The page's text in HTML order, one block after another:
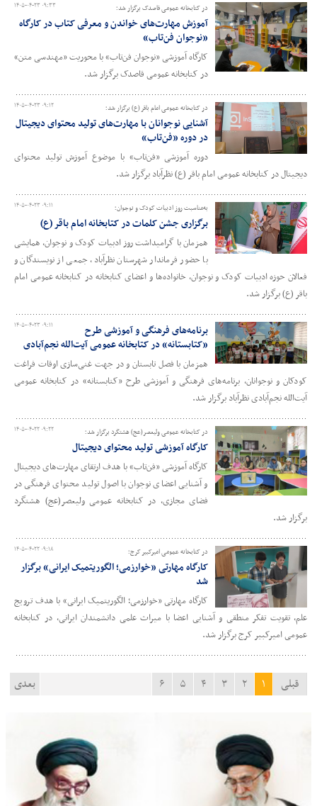
۱۴۰۵-۰۴-۲۳ ۰۹:۳۳ در کتابخانه عمومی قاصدک برگزار شد؛
آموزش مهارت‌های خواندن و معرفی کتاب در کارگاه
«نوجوان فن‌تاب»
کارگاه آموزشی «نوجوان فن‌تاب» با محوریت «مهندسی متن»
در کتابخانه عمومی قاصدک برگزار شد.
۱۴۰۵-۰۴-۲۳ ۰۹:۱۲ در کتابخانه عمومی امام باقر (ع) برگزار شد؛
آشنایی نوجوانان با مهارت‌های تولید محتوای دیجیتال
در دوره «فن‌تاب»
دوره آموزشی «فن‌تاب» با موضوع آموزش تولید محتوای
دیجیتال در کتابخانه عمومی امام باقر (ع) نظرآباد برگزار شد.
۱۴۰۵-۰۴-۲۳ ۰۹:۱۱ به‌مناسبت روز ادبیات کودک و نوجوان؛
برگزاری جشن کلمات در کتابخانه امام باقر (ع)
همزمان با گرامیداشت روز ادبیات کودک و نوجوان، همایشی
با حضور فرماندار شهرستان نظرآباد، جمعی از نویسندگان و
فعالان حوزه ادبیات کودک و نوجوان، خانواده‌ها و اعضای کتابخانه در کتابخانه عمومی امام
باقر (ع) برگزار شد.
۱۴۰۵-۰۴-۲۳ ۰۹:۱۱
برنامه‌های فرهنگی و آموزشی طرح
«کتابستانه» در کتابخانه عمومی آیت‌الله نجم‌آبادی
همزمان با فصل تابستان و در جهت غنی‌سازی اوقات فراغت
کودکان و نوجوانان، برنامه‌های فرهنگی و آموزشی طرح «کتابستانه» در کتابخانه عمومی
آیت‌الله نجم‌آبادی نظرآباد برگزار شد.
۱۴۰۵-۰۴-۲۲ ۰۹:۲۲ در کتابخانه عمومی ولیعصر(عج) هشتگرد برگزار شد؛
کارگاه آموزشی تولید محتوای دیجیتال
کارگاه آموزشی «فن‌تاب» با هدف ارتقای مهارت‌های دیجیتال
و آشنایی اعضای نوجوان با اصول تولید محتوای فرهنگی در
فضای مجازی، در کتابخانه عمومی ولیعصر(عج) هشتگرد
برگزار شد.
۱۴۰۵-۰۴-۲۲ ۰۹:۱۸ در کتابخانه عمومی امیرکبیر کرج؛
کارگاه مهارتی «خوارزمی؛ الگوریتمیک ایرانی» برگزار
شد
کارگاه مهارتی «خوارزمی؛ الگوریتمیک ایرانی» با هدف ترویج
علم، تقویت تفکر منطقی و آشنایی اعضا با میراث علمی دانشمندان ایرانی، در کتابخانه
عمومی امیرکبیر کرج برگزار شد.
قبلی ۱ ۲ ۳ ۴ ۵ ۶ بعدی